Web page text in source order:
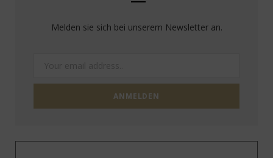
Melden sie sich bei unserem Newsletter an.